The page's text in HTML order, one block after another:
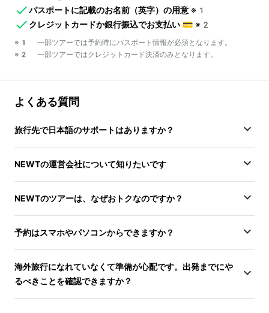
パスポートに記載のお名前（英字）の用意 ※1
クレジットカードか銀行振込でお支払い 💳 ※2
※1 一部ツアーでは予約時にパスポート情報が必須となります。
※2 一部ツアーではクレジットカード決済のみとなります。
よくある質問
旅行先で日本語のサポートはありますか？
NEWTの運営会社について知りたいです
NEWTのツアーは、なぜおトクなのですか？
予約はスマホやパソコンからできますか？
海外旅行になれていなくて準備が心配です。出発までにや
るべきことを確認できますか？